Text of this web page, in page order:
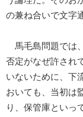
の兼ね合いで文字
馬毛島問題では
否定がなぜ許され
いないために、下
おいても、当初は
り、保管庫といっ